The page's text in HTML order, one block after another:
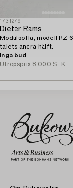
1731279
Dieter Rams
Modulsoffa, modell RZ
talets andra hälft.
Inga bud
Utropspris 8 000 SEK